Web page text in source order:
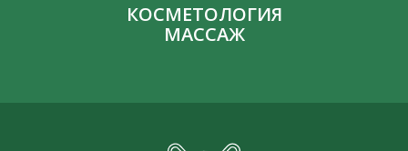
КОСМЕТОЛОГИЯ
МАССАЖ